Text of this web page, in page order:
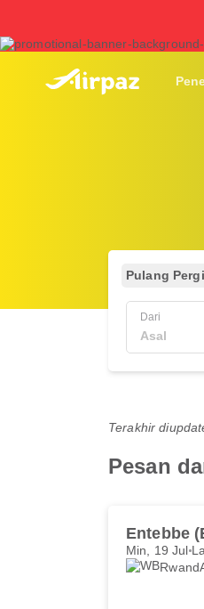
Pulang Pergi
Dari
Terakhir
Pesan
Entebbe
Min, 19 Jul